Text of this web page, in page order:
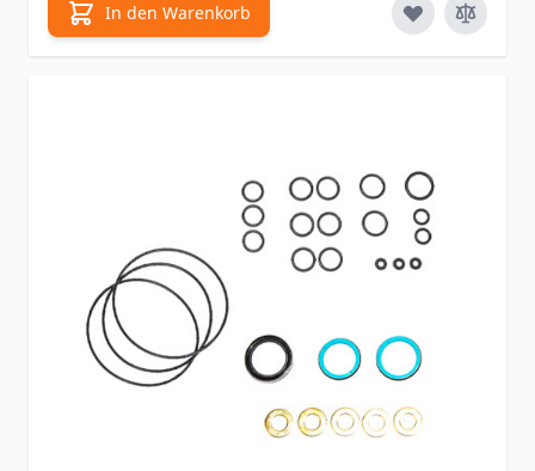
In den Warenkorb